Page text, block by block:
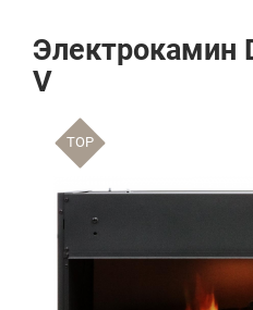
Электрокамин
V
TOP